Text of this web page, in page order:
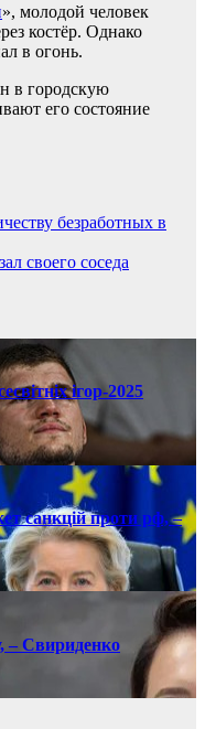
», молодой человек
костёр. Однако
в огонь.
в городскую
его состояние
безработных в
своего соседа
ігор-2025
санкцій проти рф, –
– Свириденко